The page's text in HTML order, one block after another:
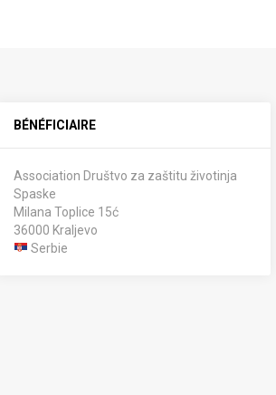
BÉNÉFICIAIRE
Association Društvo za zaštitu životinja
Spaske
Milana Toplice 15ć
36000 Kraljevo
Serbie